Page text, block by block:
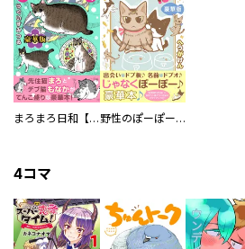
まろまろ日和【豪華版】 野性のぽーぽー【豪華版】
4コマ